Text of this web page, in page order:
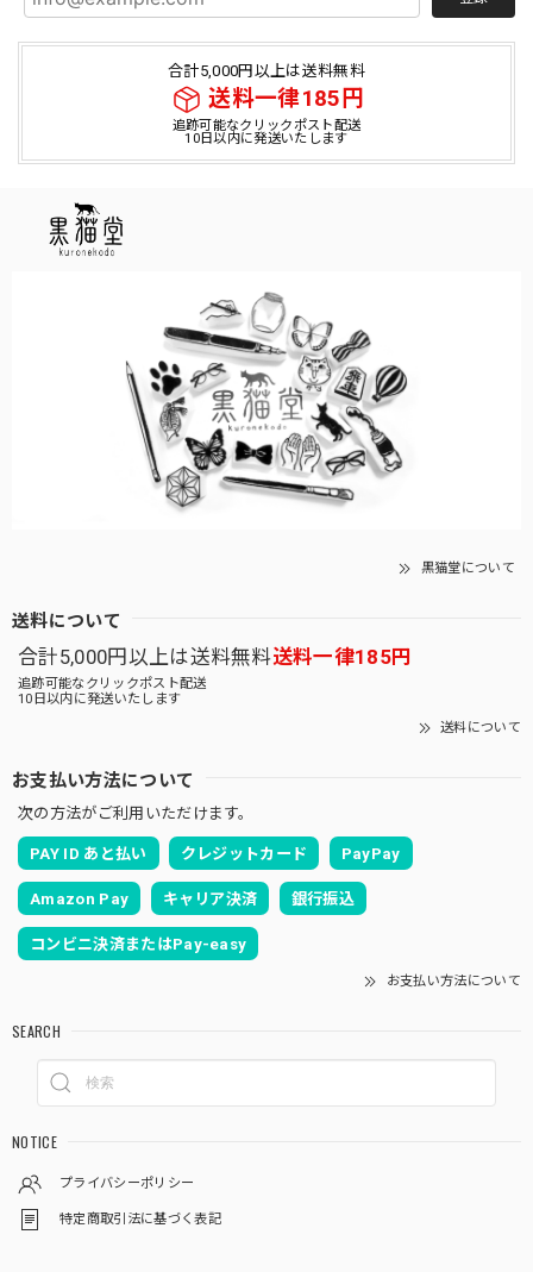
合計5,000円以上は送料無料
送料一律185円
追跡可能なクリックポスト配送
10日以内に発送いたします
黒猫堂について
送料について
合計5,000円以上は送料無料送料一律185円
追跡可能なクリックポスト配送
10日以内に発送いたします
送料について
お支払い方法について
次の方法がご利用いただけます。
PAY ID あと払い クレジットカード PayPay
Amazon Pay キャリア決済 銀行振込
コンビニ決済またはPay-easy
お支払い方法について
SEARCH
NOTICE
プライバシーポリシー
特定商取引法に基づく表記